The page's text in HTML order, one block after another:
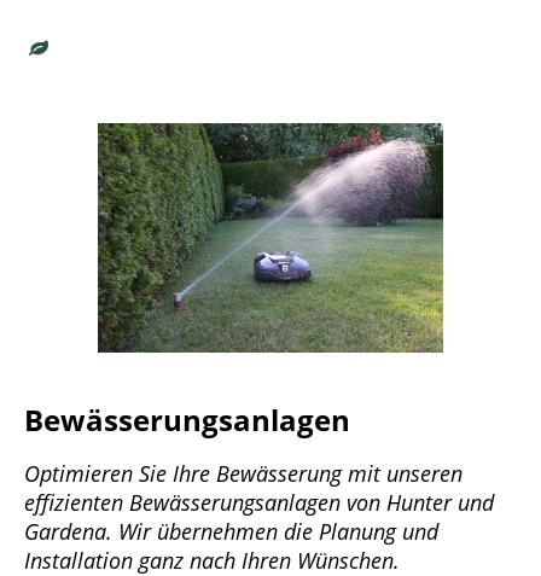
Bewässerungsanlagen
Optimieren Sie Ihre Bewässerung mit unseren
effizienten Bewässerungsanlagen von Hunter und
Gardena. Wir übernehmen die Planung und
Installation ganz nach Ihren Wünschen.